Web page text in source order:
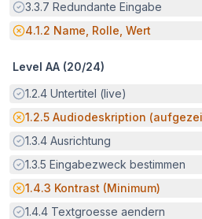
Erfüllt:
3.3.7 Redundante Eingabe
Potenzielle Barriere:
4.1.2 Name, Rolle, Wert
Level AA (20/24)
Erfüllt:
1.2.4 Untertitel (live)
Potenzielle Barriere:
1.2.5 Audiodeskription
Erfüllt:
1.3.4 Ausrichtung
Erfüllt:
1.3.5 Eingabezweck bestimmen
Potenzielle Barriere:
1.4.3 Kontrast (Minimum)
Erfüllt:
1.4.4 Textgroesse aendern